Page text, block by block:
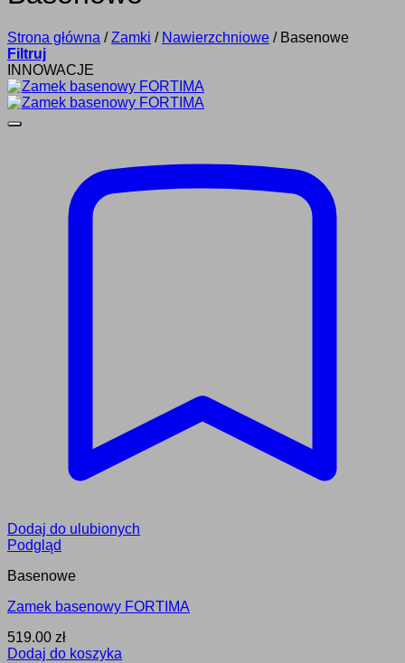
Strona główna / Zamki / Nawierzchniowe / Basenowe
Filtruj
INNOWACJE
Dodaj do ulubionych
Podgląd
Basenowe
Zamek basenowy FORTIMA
519.00 zł
Dodaj do koszyka